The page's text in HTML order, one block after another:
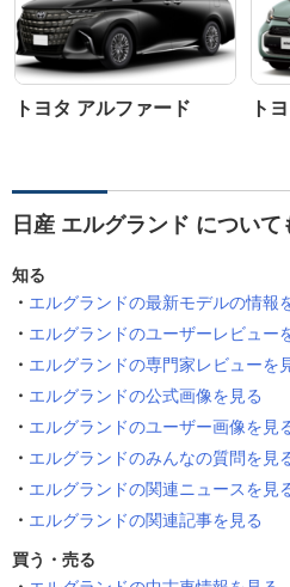
トヨタ アルファード ト
日産 エルグランド について
知る
エルグランドの最新モデルの情報
エルグランドのユーザーレビュー
エルグランドの専門家レビューを
エルグランドの公式画像を見る
エルグランドのユーザー画像を見
エルグランドのみんなの質問を見
エルグランドの関連ニュースを見
エルグランドの関連記事を見る
買う・売る